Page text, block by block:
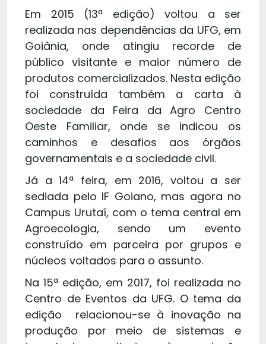
Em 2015 (13ª edição) voltou a ser
realizada nas dependências da UFG, em
Goiânia, onde atingiu recorde de
público visitante e maior número de
produtos comercializados. Nesta edição
foi construída também a carta à
sociedade da Feira da Agro Centro
Oeste Familiar, onde se indicou os
caminhos e desafios aos órgãos
governamentais e a sociedade civil.
Já a 14ª feira, em 2016, voltou a ser
sediada pelo IF Goiano, mas agora no
Campus Urutaí, com o tema central em
Agroecologia, sendo um evento
construído em parceira por grupos e
núcleos voltados para o assunto.
Na 15ª edição, em 2017, foi realizada no
Centro de Eventos da UFG. O tema da
edição relacionou-se à inovação na
produção por meio de sistemas e